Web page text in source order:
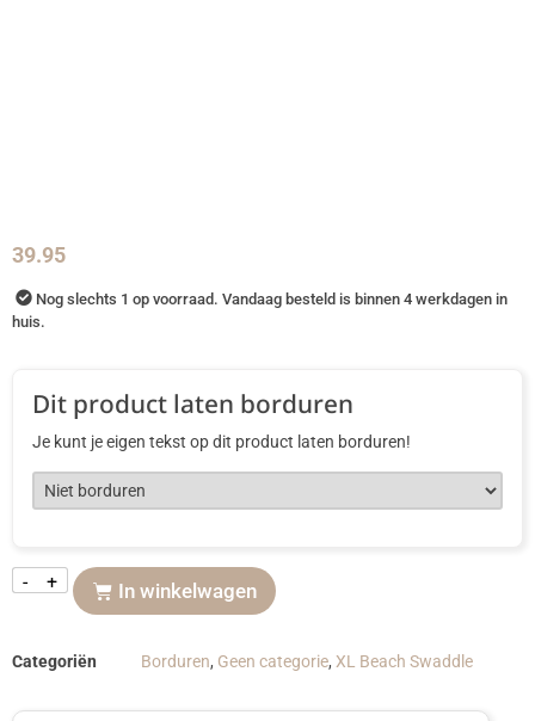
39.95
Nog slechts 1 op voorraad. Vandaag besteld is binnen 4 werkdagen in
huis.
Dit product laten borduren
Je kunt je eigen tekst op dit product laten borduren!
- + In winkelwagen
Categoriën Borduren, Geen categorie, XL Beach Swaddle